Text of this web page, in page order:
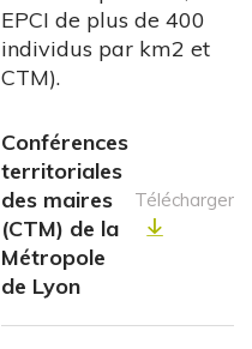
EPCI de plus de 400
individus par km2 et
CTM).
Conférences
territoriales
des maires
(CTM) de la
Métropole
de Lyon
Télécharger